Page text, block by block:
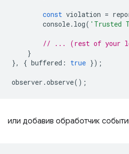
const violation =
console. log( 'Trusted
// ... (rest of your
}
},
{ buffered : true });
observer .observe();
или добавив обработчик